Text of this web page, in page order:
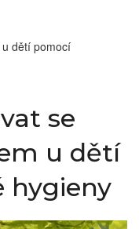
dětí pomocí
se
u dětí
hygieny